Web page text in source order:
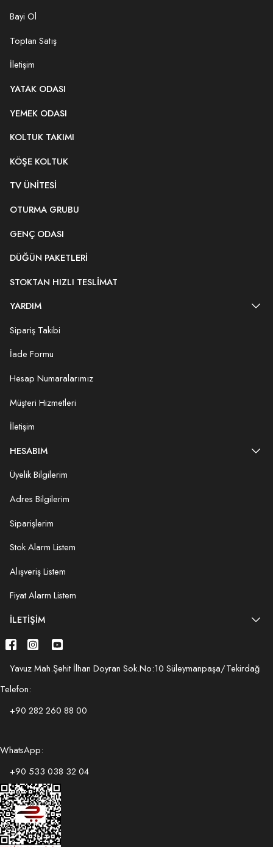
Bayi Ol
Toptan Satış
İletişim
YATAK ODASI
YEMEK ODASI
KOLTUK TAKIMI
KÖŞE KOLTUK
TV ÜNITESI
OTURMA GRUBU
GENÇ ODASI
DÜĞÜN PAKETLERI
STOKTAN HIZLI TESLIMAT
YARDIM
Sipariş Takibi
İade Formu
Hesap Numaralarımız
Müşteri Hizmetleri
İletişim
HESABIM
Üyelik Bilgilerim
Adres Bilgilerim
Siparişlerim
Stok Alarm Listem
Alışveriş Listem
Fiyat Alarm Listem
İLETIŞIM
Yavuz Mah.Şehit İlhan Doyran Sok.No:10 Süleymanpaşa/Tekirdağ
Telefon:
+90 282 260 88 00
WhatsApp:
+90 533 038 32 04